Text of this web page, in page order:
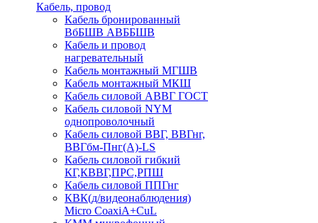
Кабель, провод
Кабель бронированный
ВбБШВ АВББШВ
Кабель и провод
нагревательный
Кабель монтажный МГШВ
Кабель монтажный МКШ
Кабель силовой АВВГ ГОСТ
Кабель силовой NYM
однопроволочный
Кабель силовой ВВГ, ВВГнг,
ВВГбм-Пнг(А)-LS
Кабель силовой гибкий
КГ,КВВГ,ПРС,РПШ
Кабель силовой ППГнг
КВК(д/видеонаблюдения)
Micro CoaxiA+CuL